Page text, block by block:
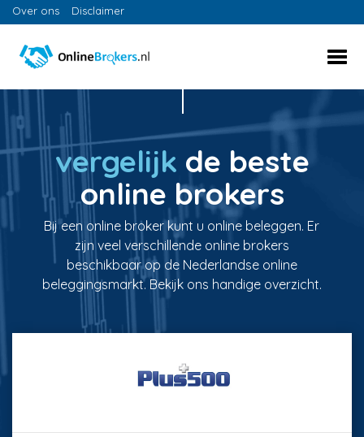
Over ons Disclaimer
vergelijk de beste
online brokers
Bij een online broker kunt u online beleggen. Er
zijn veel verschillende online brokers
beschikbaar op de Nederlandse online
beleggingsmarkt. Bekijk ons handige overzicht.